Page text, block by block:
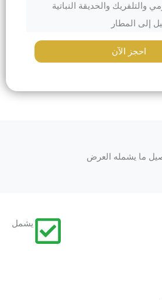
والتلفريك والحديقة النباتية
إلى المطار
احجز الآن
ما يشمله العرض
يشمل